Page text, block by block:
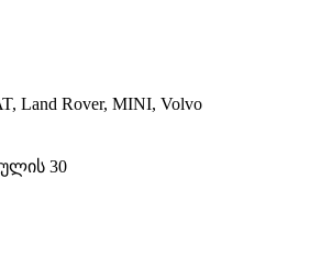
Land Rover, MINI, Volvo
30